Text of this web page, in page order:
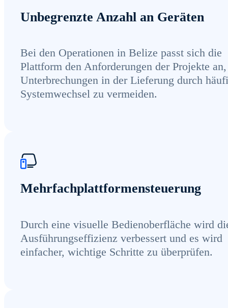
Unbegrenzte Anzahl an Geräten
Bei den Operationen in Belize passt sich die
Plattform den Anforderungen der Projekte
Unterbrechungen in der Lieferung durch
Systemwechsel zu vermeiden.
Mehrfachplattformensteuerung
Durch eine visuelle Bedienoberfläche wird
Ausführungseffizienz verbessert und es wird
einfacher, wichtige Schritte zu überprüfen.